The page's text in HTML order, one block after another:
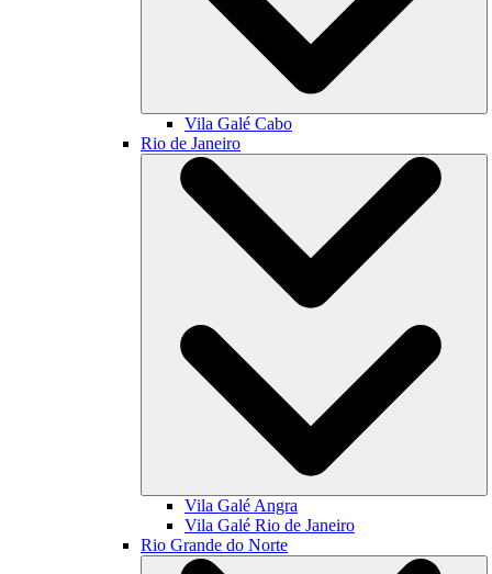
Vila Galé Cabo
Rio de Janeiro
Vila Galé Angra
Vila Galé Rio de Janeiro
Rio Grande do Norte